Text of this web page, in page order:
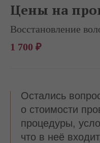
Цены на
Восстановление
1 700 ₽
Остались
о стоимости
процедуры,
что в неё